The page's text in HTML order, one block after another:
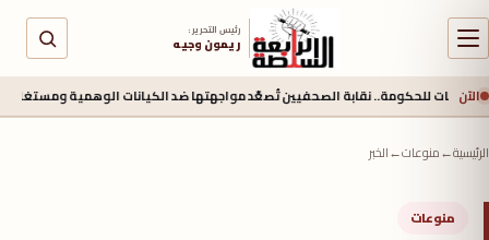
رئيس التحرير :
ريمون وجيه
الآن نقابة الصحفيين تُصعّد مواجهتها ضد الكيانات الوهمية ومستغلي المتدربين
الرئيسية←منوعات←الخبر
منوعات